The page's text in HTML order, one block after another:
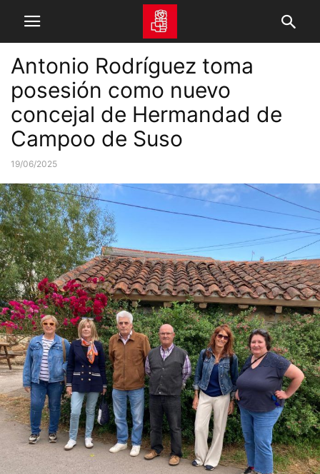
Antonio Rodríguez toma
posesión como nuevo
concejal de Hermandad de
Campoo de Suso
19/06/2025